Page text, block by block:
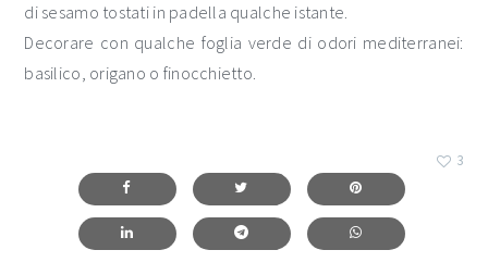
di sesamo tostati in padella qualche istante.
Decorare con qualche foglia verde di odori mediterranei:
basilico, origano o finocchietto.
3